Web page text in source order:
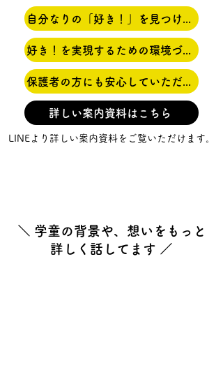
詳しい案内資料はこちら
LINEより詳しい案内資料をご覧いただけます。
＼ ​学童の背景や、想いをもっと
詳しく話してます ／